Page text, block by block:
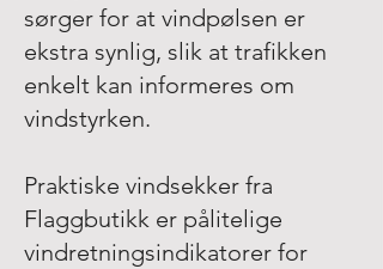
sørger for at vindpølsen er
ekstra synlig, slik at trafikken
enkelt kan informeres om
vindstyrken.
Praktiske vindsekker fra
Flaggbutikk er pålitelige
vindretningsindikatorer for